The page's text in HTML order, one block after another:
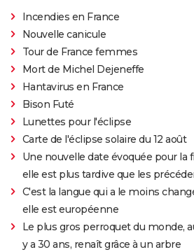
Incendies en France
Nouvelle canicule
Tour de France femmes
Mort de Michel Dejeneffe
Hantavirus en France
Bison Futé
Lunettes pour l'éclipse
Carte de l'éclipse solaire du 12 août
Une nouvelle date évoquée pour la
elle est plus tardive que les
C'est la langue qui a le moins
elle est européenne
Le plus gros perroquet du monde,
y a 30 ans, renaît grâce à un arbre